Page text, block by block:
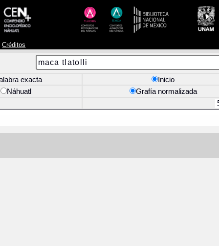
Créditos
exacta Inicio
Náhuatl Grafía normalizada